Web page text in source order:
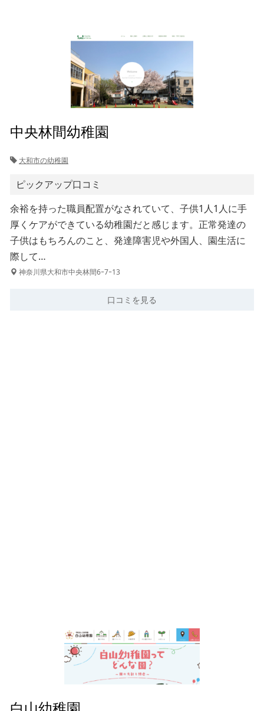
中央林間幼稚園
大和市の幼稚園
ピックアップ口コミ
余裕を持った職員配置がなされていて、子供1人1人に手
厚くケアができている幼稚園だと感じます。正常発達の
子供はもちろんのこと、発達障害児や外国人、園生活に
際して…
神奈川県大和市中央林間6ｰ7ｰ13
口コミを見る